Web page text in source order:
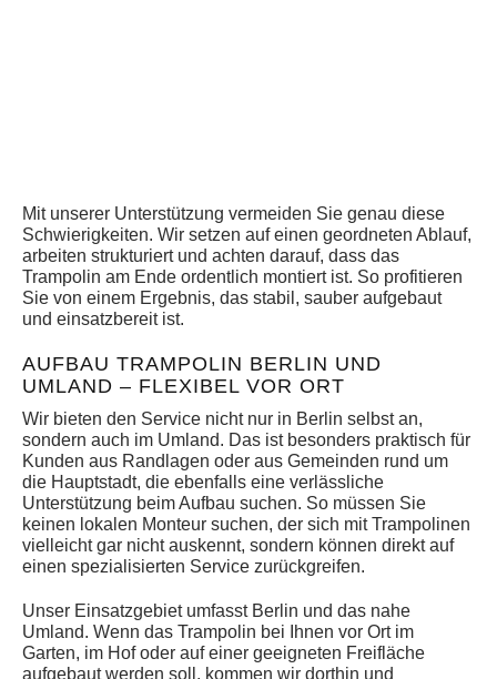
Mit unserer Unterstützung vermeiden Sie genau diese
Schwierigkeiten. Wir setzen auf einen geordneten Ablauf,
arbeiten strukturiert und achten darauf, dass das
Trampolin am Ende ordentlich montiert ist. So profitieren
Sie von einem Ergebnis, das stabil, sauber aufgebaut
und einsatzbereit ist.
AUFBAU TRAMPOLIN BERLIN UND
UMLAND – FLEXIBEL VOR ORT
Wir bieten den Service nicht nur in Berlin selbst an,
sondern auch im Umland. Das ist besonders praktisch für
Kunden aus Randlagen oder aus Gemeinden rund um
die Hauptstadt, die ebenfalls eine verlässliche
Unterstützung beim Aufbau suchen. So müssen Sie
keinen lokalen Monteur suchen, der sich mit Trampolinen
vielleicht gar nicht auskennt, sondern können direkt auf
einen spezialisierten Service zurückgreifen.
Unser Einsatzgebiet umfasst Berlin und das nahe
Umland. Wenn das Trampolin bei Ihnen vor Ort im
Garten, im Hof oder auf einer geeigneten Freifläche
aufgebaut werden soll, kommen wir dorthin und